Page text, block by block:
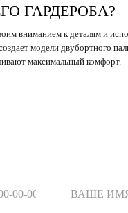
ГАРДЕРОБА?
вниманием к деталям и
модели двубортного
максимальный комфорт.